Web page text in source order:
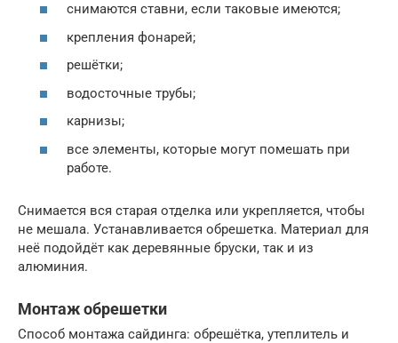
снимаются ставни, если таковые имеются;
крепления фонарей;
решётки;
водосточные трубы;
карнизы;
все элементы, которые могут помешать при
работе.
Снимается вся старая отделка или укрепляется, чтобы
не мешала. Устанавливается обрешетка. Материал для
неё подойдёт как деревянные бруски, так и из
алюминия.
Монтаж обрешетки
Способ монтажа сайдинга: обрешётка, утеплитель и